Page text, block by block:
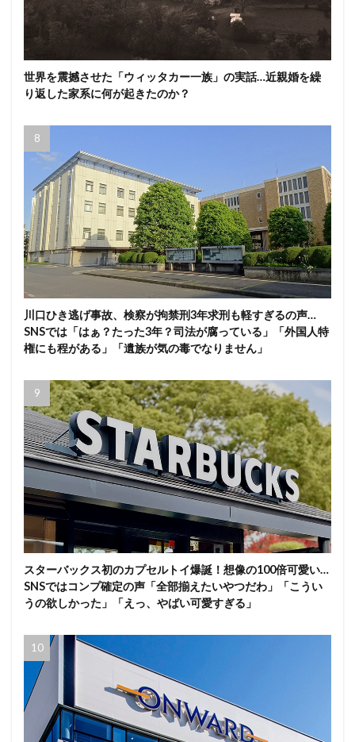
世界を震撼させた「ウィッタカー一族」の実話…近親婚を繰
り返した家系に何が起きたのか？
川口ひき逃げ事故、検察が拘禁刑3年求刑も軽すぎるの声…
SNSでは「はぁ？たった3年？司法が腐っている」「外国人特
権にも程がある」「遺族が気の毒でなりません」
スターバックス初のカプセルトイ爆誕！想像の100倍可愛い…
SNSではコンプ確定の声「全部揃えたいやつだわ」「こうい
うの欲しかった」「えっ、やばい可愛すぎる」